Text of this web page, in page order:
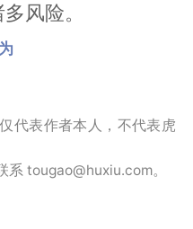
风险。
代表作者本人，不代表虎
tougao@huxiu.com。